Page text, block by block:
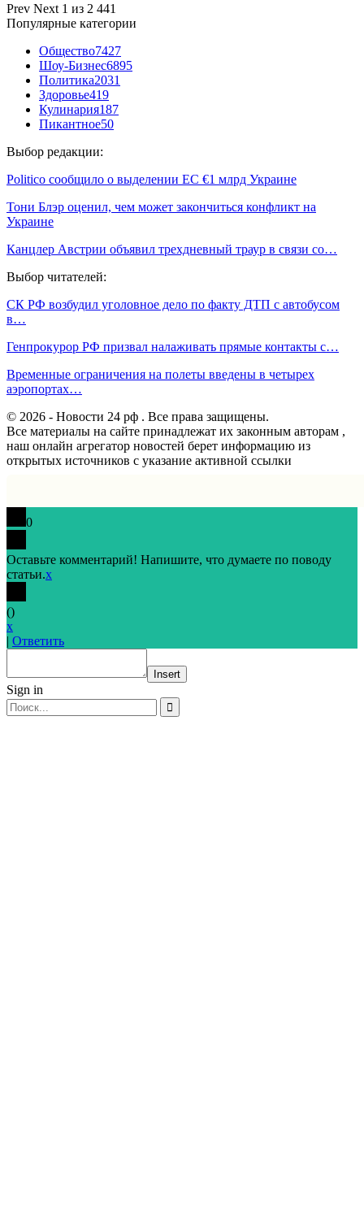
Prev Next 1 из 2 441
Популярные категории
Общество7427
Шоу-Бизнес6895
Политика2031
Здоровье419
Кулинария187
Пикантное50
Выбор редакции:
Politiсo сообщило о выделении ЕС €1 млрд Украине
Тони Блэр оценил, чем может закончиться конфликт на
Украине
Канцлер Австрии объявил трехдневный траур в связи со…
Выбор читателей:
СК РФ возбудил уголовное дело по факту ДТП с автобусом
в…
Генпрокурор РФ призвал налаживать прямые контакты с…
Временные ограничения на полеты введены в четырех
аэропортах…
© 2026 - Новости 24 рф . Все права защищены.
Все материалы на сайте принадлежат их законным авторам ,
наш онлайн агрегатор новостей берет информацию из
открытых источников с указание активной ссылки
0
Оставьте комментарий! Напишите, что думаете по поводу
статьи.x
()
x
| Ответить
Insert
Sign in